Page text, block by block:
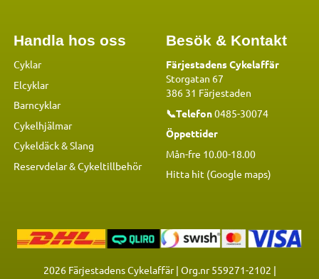
Handla hos oss
Cyklar
Elcyklar
Barncyklar
Cykelhjälmar
Cykeldäck & Slang
Reservdelar&Cykeltillbehör
Besök & Kontakt
Färjestadens Cykelaffär
Storgatan 67
386 31 Färjestaden
📞Telefon0485-30074
Öppettider
Mån-fre 10.00-18.00
Hitta hit (Google maps)
2026Färjestadens Cykelaffär | Org.nr 559271-2102 |